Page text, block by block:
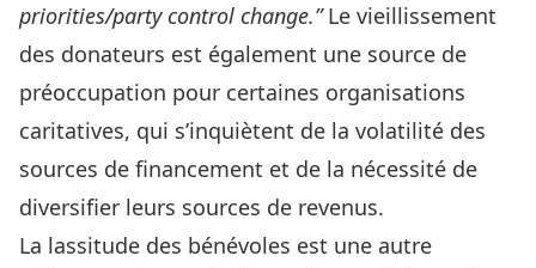
priorities/party control change.”Le vieillissement
des donateurs est également une source de
préoccupation pour certaines organisations
caritatives, qui s’inquiètent de la volatilité des
sources de financement et de la nécessité de
diversifier leurs sources de revenus.
La lassitude des bénévoles est une autre